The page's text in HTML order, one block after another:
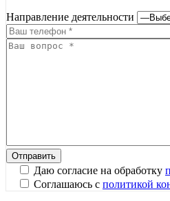
Направление деятельности
Даю согласие на обработку
Соглашаюсь с политикой